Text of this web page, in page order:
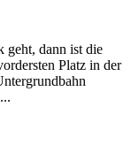
geht, dann ist die
Platz in der